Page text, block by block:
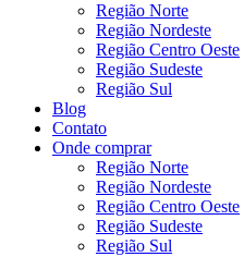
Região Norte
Região Nordeste
Região Centro Oeste
Região Sudeste
Região Sul
Blog
Contato
Onde comprar
Região Norte
Região Nordeste
Região Centro Oeste
Região Sudeste
Região Sul